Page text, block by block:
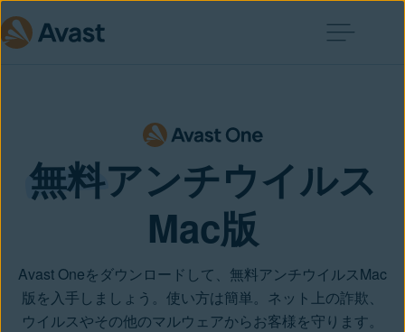
無料アンチウイルス
Mac版
Avast Oneをダウンロードして、無料アンチウイルスMac
版を入手しましょう。使い方は簡単。ネット上の詐欺、
ウイルスやその他のマルウェアからお客様を守ります。